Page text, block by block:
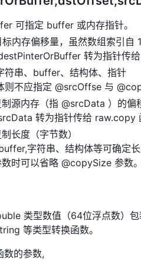
可指定 buffer 或内存指针。
内存偏移量，虽然数组索引自
转为指针传
符串、buffer、结构体、指针
则不应指定 @srcOffse 与
源内存（指 @srcData ）的偏
转为指针传给 raw.copy
长度（字节数）
字符串、结构体等可确定
时可以省略 @copySize 参数
类型数值（64位浮点数）
等类型转换函数。
数的参数,